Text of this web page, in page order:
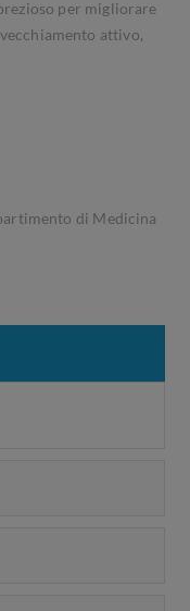
per migliorare
attivo,
di Medicina